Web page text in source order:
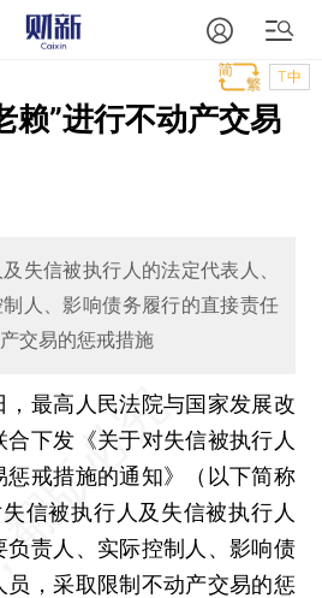
T中
赖”进行不动产交易
失信被执行人的法定代表人、
人、影响债务履行的直接责任
交易的惩戒措施
，最高人民法院与国家发展改
下发《关于对失信被执行人
惩戒措施的通知》（以下简称
信被执行人及失信被执行人
负责人、实际控制人、影响债
员，采取限制不动产交易的惩